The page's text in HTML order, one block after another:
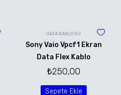
DATA KABLOSU
Sony Vaio Vpcf1 Ekran
Data Flex Kablo
₺250,00
Sepete Ekle